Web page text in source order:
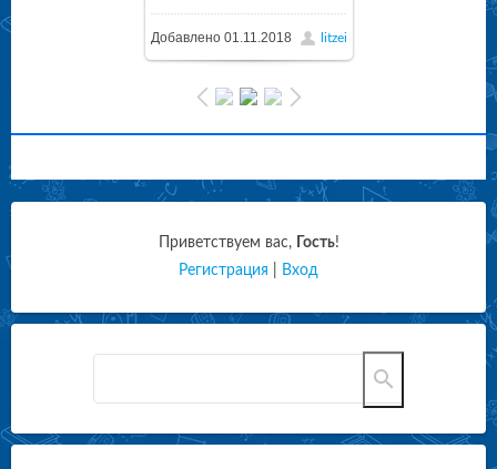
Добавлено01.11.2018 litzei
Приветствуем вас, Гость!
Регистрация
Вход